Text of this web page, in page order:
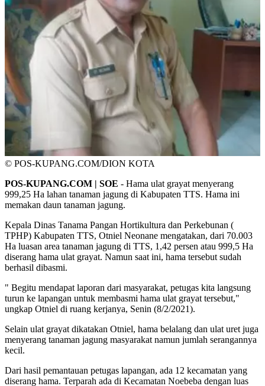
© POS-KUPANG.COM/DION KOTA
POS-KUPANG.COM | SOE - Hama ulat grayat menyerang
999,25 Ha lahan tanaman jagung di Kabupaten TTS. Hama ini
memakan daun tanaman jagung.
Kepala Dinas Tanama Pangan Hortikultura dan Perkebunan (
TPHP) Kabupaten TTS, Otniel Neonane mengatakan, dari 70.003
Ha luasan area tanaman jagung di TTS, 1,42 persen atau 999,5 Ha
diserang hama ulat grayat. Namun saat ini, hama tersebut sudah
berhasil dibasmi.
" Begitu mendapat laporan dari masyarakat, petugas kita langsung
turun ke lapangan untuk membasmi hama ulat grayat tersebut,"
ungkap Otniel di ruang kerjanya, Senin (8/2/2021).
Selain ulat grayat dikatakan Otniel, hama belalang dan ulat uret juga
menyerang tanaman jagung masyarakat namun jumlah serangannya
kecil.
Dari hasil pemantauan petugas lapangan, ada 12 kecamatan yang
diserang hama. Terparah ada di Kecamatan Noebeba dengan luas